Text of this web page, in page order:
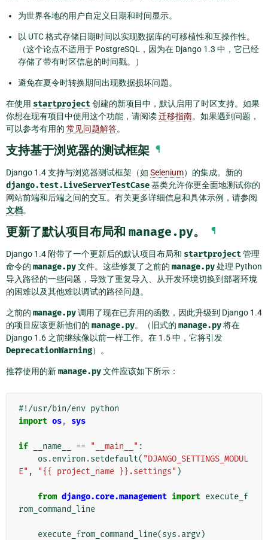
为世界各地的用户自定义日期和时间显示。
以 UTC 格式存储日期时间以实现数据库的可移植性和互操作性。
（这个论点不适用于 PostgreSQL，因为在 Django 1.3 中，它已经
存储了带有时区信息的时间戳。）
避免在夏令时转换期间出现数据损坏问题。
在使用 startproject创建的新项目中，默认启用了时区支持。如果
你想在现有项目中使用这个功能，请阅读迁移指南。如果遇到问题，
可以参考有用的 常见问题解答。
支持基于浏览器的测试框架 ¶
Django 1.4 支持与浏览器测试框架（如 Selenium）的集成。新的
django.test.LiveServerTestCase基类允许你更全面地测试你的
网站前端和后端之间的交互。有关更多详细信息和具体示例，请参阅
文档。
更新了默认项目布局和 manage.py。 ¶
Django 1.4 附带了一个更新后的默认项目布局和 startproject管理
命令的 manage.py文件。这些修复了之前的 manage.py处理 Python
导入路径的一些问题，导致了重复导入、从开发环境切换到部署环境
的困难以及其他难以调试的路径问题。
之前的 manage.py调用了现在已弃用的函数，因此升级到 Django 1.4
的项目应该更新他们的 manage.py。（旧式的 manage.py将在
Django 1.6 之前继续像以前一样工作。在 1.5 中，它将引发
DeprecationWarning）。
推荐使用的新manage.py文件应该如下所示：
#!/usr/bin/env python
import os, sys
if __name__ == "__main__" :
os .environ .setdefault( "DJANGO_SETTINGS_MODUL
E" , "{{ project_name }}.settings" )
from django.core.management import execute_f
rom_command_line
execute_from_command_line(sys .argv)